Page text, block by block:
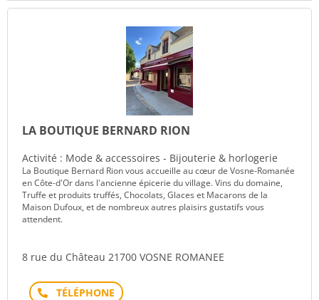
LA BOUTIQUE BERNARD RION
Activité : Mode & accessoires - Bijouterie & horlogerie
La Boutique Bernard Rion vous accueille au cœur de Vosne-Romanée
en Côte-d'Or dans l'ancienne épicerie du village. Vins du domaine,
Truffe et produits truffés, Chocolats, Glaces et Macarons de la
Maison Dufoux, et de nombreux autres plaisirs gustatifs vous
attendent.
8 rue du Château 21700 VOSNE ROMANEE
Téléphone